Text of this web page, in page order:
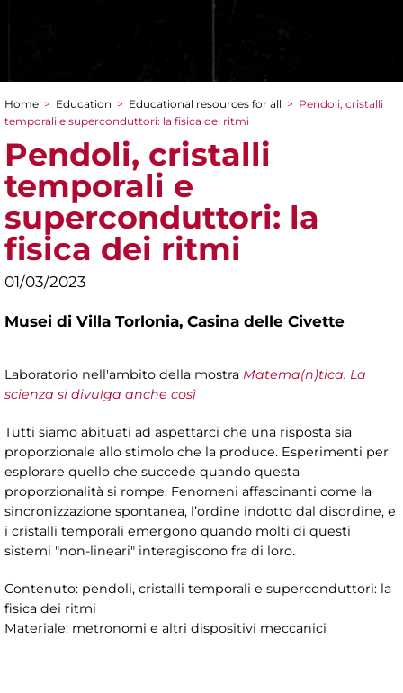
You are here
Home > Education > Educational resources for all > Pendoli, cristalli
temporali e superconduttori: la fisica dei ritmi
Pendoli, cristalli
temporali e
superconduttori: la
fisica dei ritmi
01/03/2023
Musei di Villa Torlonia, Casina delle Civette
Laboratorio nell'ambito della mostra Matema(n)tica. La
scienza si divulga anche così
Tutti siamo abituati ad aspettarci che una risposta sia
proporzionale allo stimolo che la produce. Esperimenti per
esplorare quello che succede quando questa
proporzionalità si rompe. Fenomeni affascinanti come la
sincronizzazione spontanea, l’ordine indotto dal disordine, e
i cristalli temporali emergono quando molti di questi
sistemi "non-lineari" interagiscono fra di loro.
Contenuto: pendoli, cristalli temporali e superconduttori: la
fisica dei ritmi
Materiale: metronomi e altri dispositivi meccanici